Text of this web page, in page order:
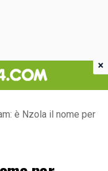
è Nzola il nome per
×